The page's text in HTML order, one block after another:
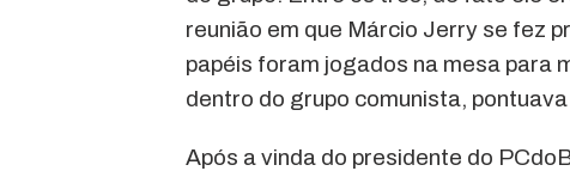
reunião em que Márcio Jerry se fez
papéis foram jogados na mesa para
dentro do grupo comunista, pontuava
Após a vinda do presidente do